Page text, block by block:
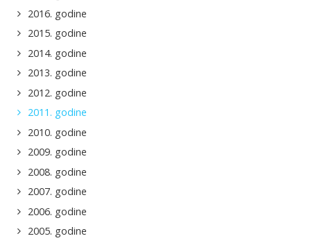
2016. godine
2015. godine
2014. godine
2013. godine
2012. godine
2011. godine
2010. godine
2009. godine
2008. godine
2007. godine
2006. godine
2005. godine